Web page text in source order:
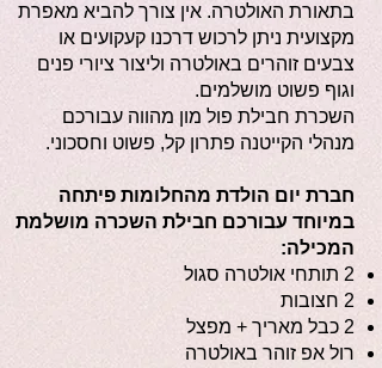
בתאורת האולטרה. אין צורך להביא מאפרת
מקצועית ניתן לרכוש דרכנו קעקועים או
צבעים זוהרים באולטרה וליצור ציורי פנים
וגוף פשוט מושלמים.
השכרת חבילת פול מון מהווה עבורכם
מנהלי הקייטנה פתרון קל, פשוט וחסכוני.
חברת יום הולדת מהחלומות פיתחה
במיוחד עבורכם חבילת השכרה מושלמת
המכילה:
2 תותחי אולטרה סגול
2 חצובות
2 כבל מאריך + מפצל
רול אפ זוהר באולטרה